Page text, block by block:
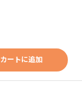
カートに追加